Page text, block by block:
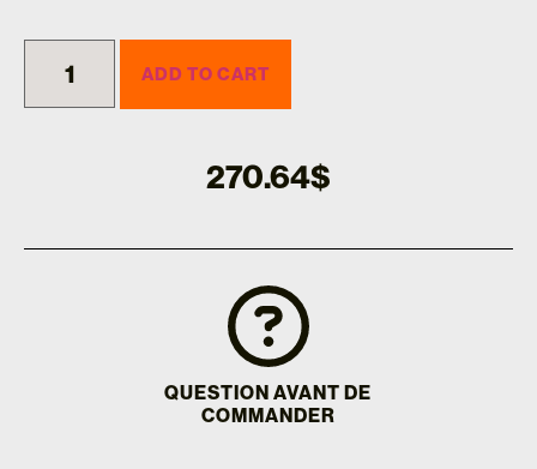
ADD TO CART
270.64$
QUESTION AVANT DE
COMMANDER